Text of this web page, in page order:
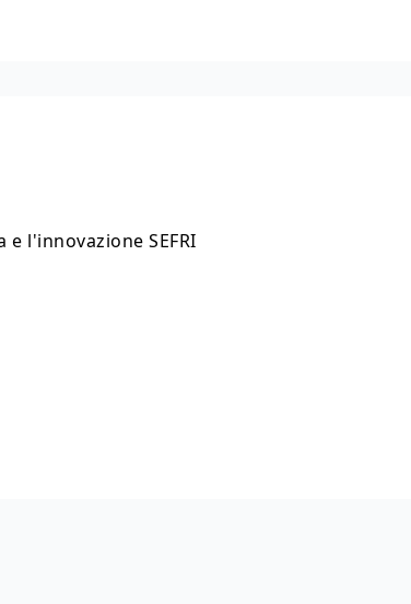
l'innovazione SEFRI